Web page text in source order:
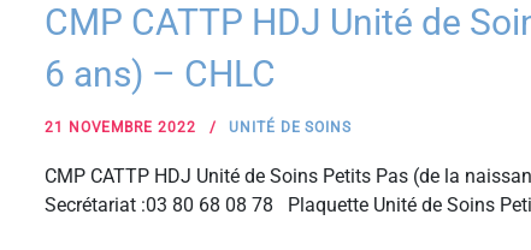
CMP CATTP HDJ Unité de
6 ans) – CHLC
21 NOVEMBRE 2022 UNITÉ DE SOINS
CMP CATTP HDJ Unité de Soins Petits Pas (de la
Secrétariat :03 80 68 08 78 Plaquette Unité de Soins